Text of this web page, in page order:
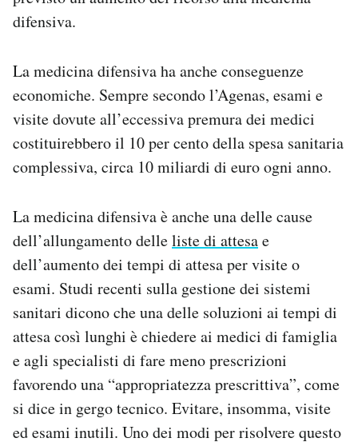
difensiva.
La medicina difensiva ha anche conseguenze
economiche. Sempre secondo l’Agenas, esami e
visite dovute all’eccessiva premura dei medici
costituirebbero il 10 per cento della spesa sanitaria
complessiva, circa 10 miliardi di euro ogni anno.
La medicina difensiva è anche una delle cause
dell’allungamento delleliste di attesae
dell’aumento dei tempi di attesa per visite o
esami. Studi recenti sulla gestione dei sistemi
sanitari dicono che una delle soluzioni ai tempi di
attesa così lunghi è chiedere ai medici di famiglia
e agli specialisti di fare meno prescrizioni
favorendo una “appropriatezza prescrittiva”, come
si dice in gergo tecnico. Evitare, insomma, visite
ed esami inutili. Uno dei modi per risolvere questo